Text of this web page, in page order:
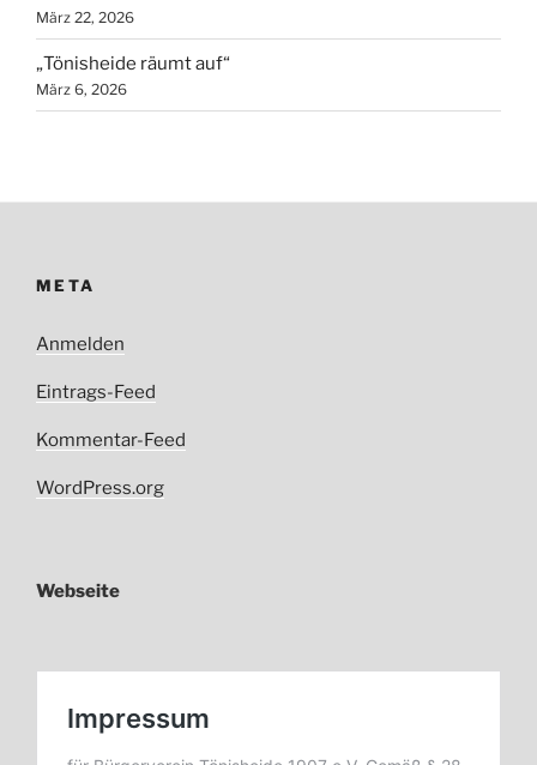
März 22, 2026
„Tönisheide räumt auf“
März 6, 2026
META
Anmelden
Eintrags-Feed
Kommentar-Feed
WordPress.org
Webseite